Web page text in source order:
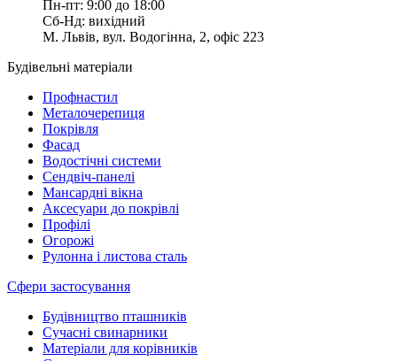
Пн-пт: 9:00 до 18:00
Сб-Нд: вихідний
М. Львів, вул. Водогінна, 2, офіс 223
Будівельні матеріали
Профнастил
Металочерепиця
Покрівля
Фасад
Водостічні системи
Сендвіч-панелі
Мансардні вікна
Аксесуари до покрівлі
Профілі
Огорожі
Рулонна і листова сталь
Сфери застосування
Будівництво пташників
Сучасні свинарники
Матеріали для корівників